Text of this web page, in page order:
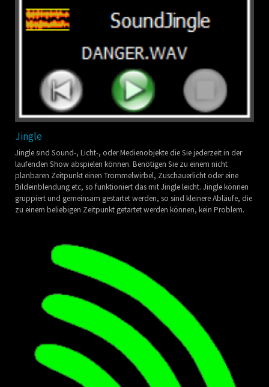
Jingle
Jingle sind Sound-, Licht-, oder Medienobjekte die Sie jederzeit in der
laufenden Show abspielen können. Benötigen Sie zu einem nicht
planbaren Zeitpunkt einen Trommelwirbel, Zuschauerlicht oder eine
Bildeinblendung etc, so funktioniert das mit Jingle leicht. Jingle können
gruppiert und gemeinsam gestartet werden, so sind kleinere Abläufe, die
zu einem beliebigen Zeitpunkt getartet werden können, kein Problem.